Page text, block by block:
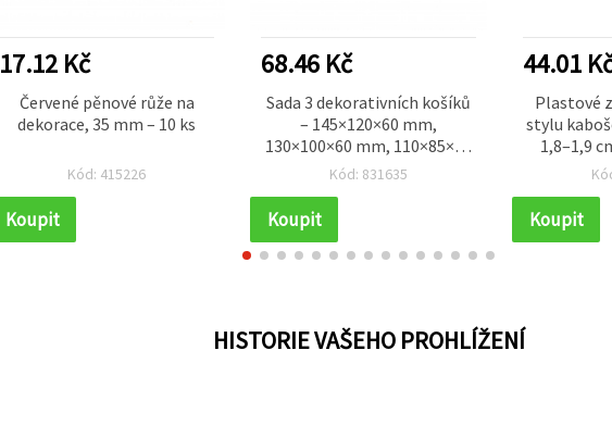
17.12 Kč
Červené pěnové růže na
dekorace, 35 mm – 10 ks
Kód: 415226
Koupit
68.46 Kč
Sada 3 dekorativních košíků
– 145×120×60 mm,
130×100×60 mm, 110×85×55
mm
Kód: 831635
Koupit
44.01
Plastové
stylu
1,8–1,9
Koupit
HISTORIE VAŠEHO PROHLÍŽENÍ